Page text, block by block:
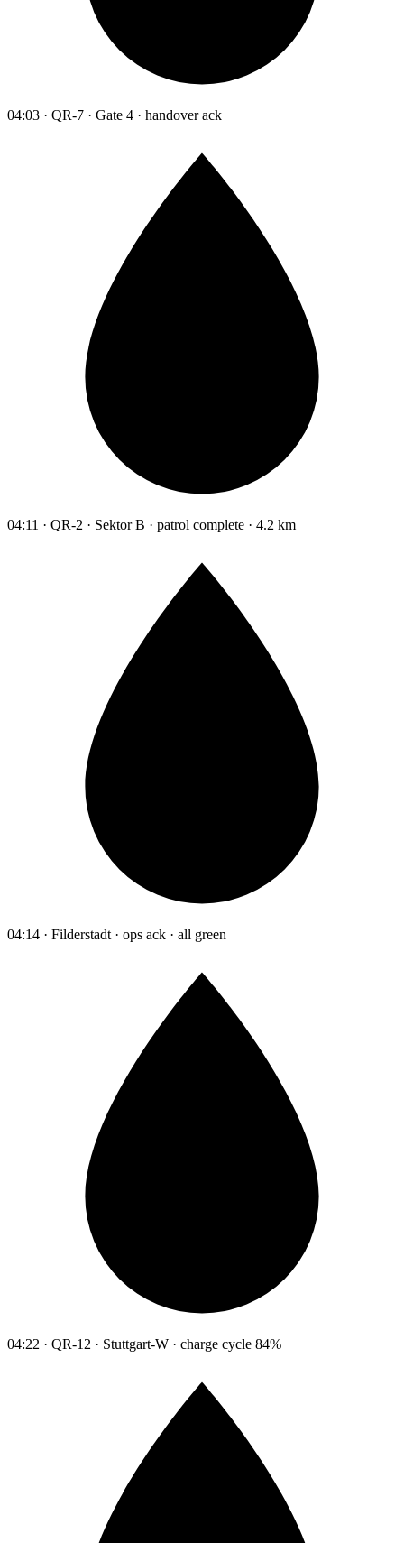
04:03 · QR-7 · Gate 4 · handover ack
04:11 · QR-2 · Sektor B · patrol complete · 4.2 km
04:14 · Filderstadt · ops ack · all green
04:22 · QR-12 · Stuttgart-W · charge cycle 84%